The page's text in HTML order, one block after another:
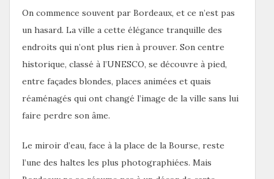
On commence souvent par Bordeaux, et ce n’est pas
un hasard. La ville a cette élégance tranquille des
endroits qui n’ont plus rien à prouver. Son centre
historique, classé à l’UNESCO, se découvre à pied,
entre façades blondes, places animées et quais
réaménagés qui ont changé l’image de la ville sans lui
faire perdre son âme.
Le miroir d’eau, face à la place de la Bourse, reste
l’une des haltes les plus photographiées. Mais